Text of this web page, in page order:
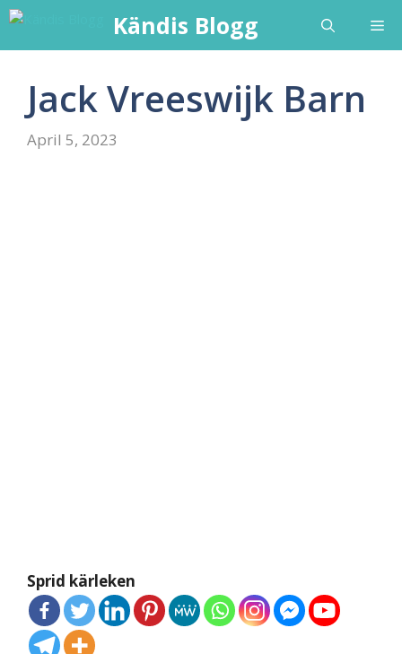
Skip
content
Kändis Blogg
Jack Vreeswijk Barn
April 5, 2023
Sprid kärleken